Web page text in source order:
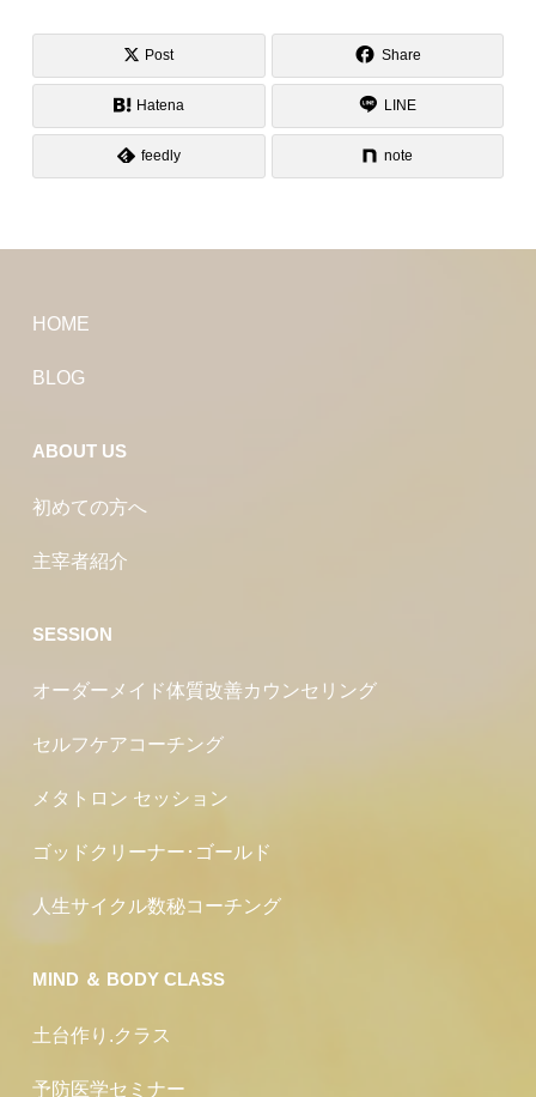
Post Share
Hatena LINE
feedly note
HOME
BLOG
ABOUT US
初めての方へ
主宰者紹介
SESSION
オーダーメイド体質改善カウンセリング
セルフケアコーチング
メタトロン セッション
ゴッドクリーナー･ゴールド
人生サイクル数秘コーチング
MIND ＆ BODY CLASS
土台作り.クラス
予防医学セミナー